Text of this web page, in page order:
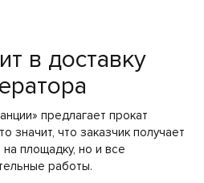
в доставку
предлагает прокат
значит, что заказчик получает
площадку, но и все
работы.